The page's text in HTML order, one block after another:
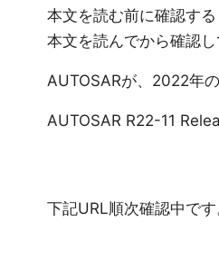
本文を読む前に確認する
本文を読んでから確認し
AUTOSARが、2022年
AUTOSAR R22-11
下記URL順次確認中です